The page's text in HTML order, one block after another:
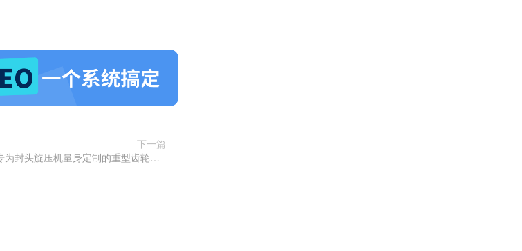
下一篇
勇闯极端工况：专为封头旋压机量身定制的重型齿轮减速解决方案